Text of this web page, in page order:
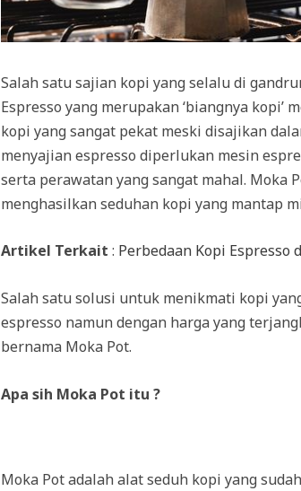
Salah satu sajian kopi yang selalu di
Espresso yang merupakan ‘biangnya kopi’
kopi yang sangat pekat meski disajikan
menyajian espresso diperlukan mesin
serta perawatan yang sangat mahal. Moka
menghasilkan seduhan kopi yang mantap
Artikel Terkait : Perbedaan Kopi Espresso
Salah satu solusi untuk menikmati kopi
espresso namun dengan harga yang
bernama Moka Pot.
Apa sih Moka Pot itu ?
Moka Pot adalah alat seduh kopi yang